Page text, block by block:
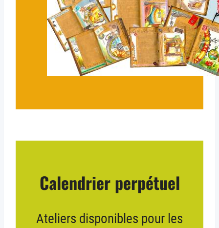
Calendrier perpétuel
Ateliers disponibles pour les